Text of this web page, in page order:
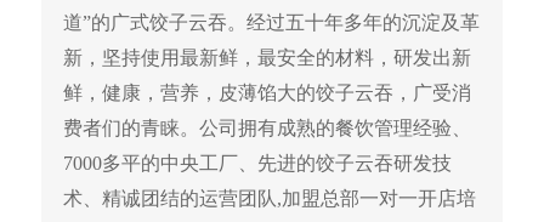
道”的广式饺子云吞。经过五十年多年的沉淀及革
新，坚持使用最新鲜，最安全的材料，研发出新
鲜，健康，营养，皮薄馅大的饺子云吞，广受消
费者们的青睐。公司拥有成熟的餐饮管理经验、
7000多平的中央工厂、先进的饺子云吞研发技
术、精诚团结的运营团队,加盟总部一对一开店培